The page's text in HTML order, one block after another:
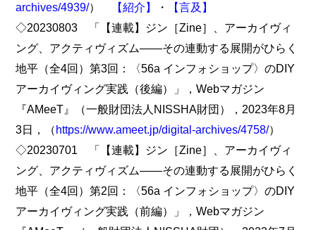
archives/4939/） 【紹介】 ・
【言及】
◇20230803 「【連載】ジン［Zine］、アーカイヴィ
ング、アクティヴィズム――その連動する展開がひらく
地平（全4回）第3回：〈56a インフォショップ〉のDIY
アーカイヴィング実践（後編）」，Webマガジン
『AMeeT』（一般財団法人NISSHA財団），2023年8月
3日，（ https://www.ameet.jp/digital-archives/4758/）
◇20230701 「【連載】ジン［Zine］、アーカイヴィ
ング、アクティヴィズム――その連動する展開がひらく
地平（全4回）第2回：〈56a インフォショップ〉のDIY
アーカイヴィング実践（前編）」，Webマガジン